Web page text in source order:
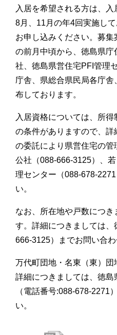
入居を希望される方は、入
8月、11月の年4回実施し
お申し込みください。募
の前月中頃から、徳島県
社、徳島県営住宅PFI管理
庁舎、県総合県民局各庁
布しております。
入居資格については、所
の条件がありますので、
の委託により県営住宅の
公社（088-666-3125）、
理センター（088-678-
い。
なお、所在地や戸数につ
す。詳細につきましては
666-3125）までお問い合わ
万代町団地・名東（東）
詳細につきましては、徳
（電話番号:088-678-2271
い。